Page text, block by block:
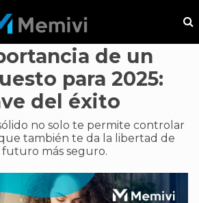
de un
para 2025:
del éxito
no solo te permite controlar
también te da la libertad de
más seguro.